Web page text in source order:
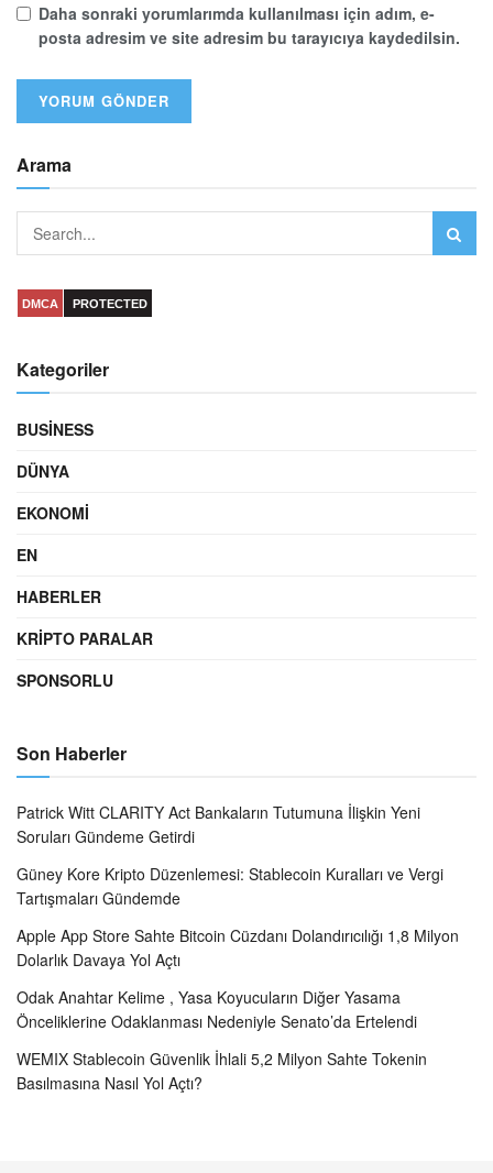
Daha sonraki yorumlarımda kullanılması için adım, e-
posta adresim ve site adresim bu tarayıcıya kaydedilsin.
Arama
DMCA PROTECTED
Kategoriler
BUSINESS
DÜNYA
EKONOMI
EN
HABERLER
KRIPTO PARALAR
SPONSORLU
Son Haberler
Patrick Witt CLARITY Act Bankaların Tutumuna İlişkin Yeni
Soruları Gündeme Getirdi
Güney Kore Kripto Düzenlemesi: Stablecoin Kuralları ve Vergi
Tartışmaları Gündemde
Apple App Store Sahte Bitcoin Cüzdanı Dolandırıcılığı 1,8 Milyon
Dolarlık Davaya Yol Açtı
Odak Anahtar Kelime , Yasa Koyucuların Diğer Yasama
Önceliklerine Odaklanması Nedeniyle Senato’da Ertelendi
WEMIX Stablecoin Güvenlik İhlali 5,2 Milyon Sahte Tokenin
Basılmasına Nasıl Yol Açtı?